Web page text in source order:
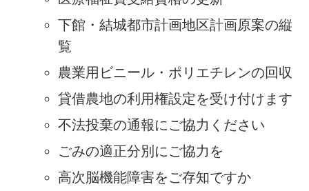
下館・結城都市計画地区計画原案の縦
覧
農業用ビニール・ポリエチレンの回収
貸借農地の利用権設定を受け付けます
不法投棄の通報にご協力ください
ごみの適正分別にご協力を
高次脳機能障害をご存知ですか